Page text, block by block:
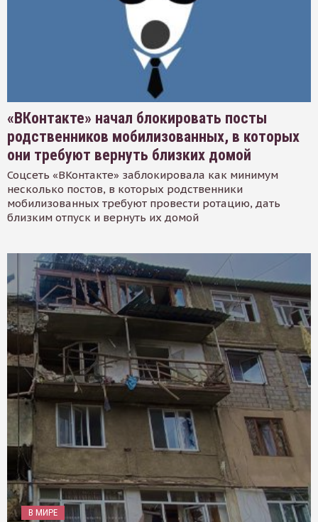
«ВКонтакте» начал блокировать посты
родственников мобилизованных, в которых
они требуют вернуть близких домой
Соцсеть «ВКонтакте» заблокировала как минимум
несколько постов, в которых родственники
мобилизованных требуют провести ротацию, дать
близким отпуск и вернуть их домой
В МИРЕ